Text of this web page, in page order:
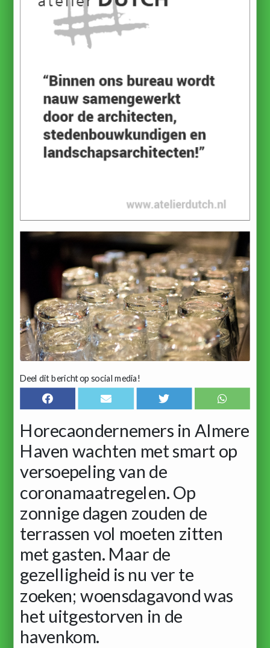
Deel dit bericht op social media!
Horecaondernemers in Almere
Haven wachten met smart op
versoepeling van de
coronamaatregelen. Op
zonnige dagen zouden de
terrassen vol moeten zitten
met gasten. Maar de
gezelligheid is nu ver te
zoeken; woensdagavond was
het uitgestorven in de
havenkom.